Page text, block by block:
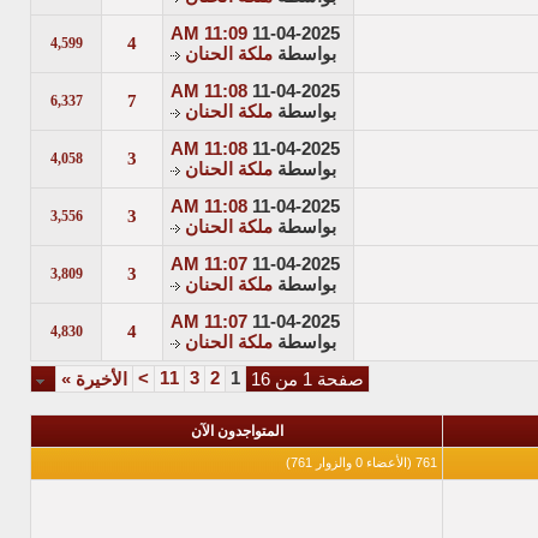
11-04-2025
11:09 AM
بواسطة ملكة الحنان
4
4,599
11-04-2025
11:08 AM
بواسطة ملكة الحنان
7
6,337
11-04-2025
11:08 AM
بواسطة ملكة الحنان
3
4,058
11-04-2025
11:08 AM
بواسطة ملكة الحنان
3
3,556
11-04-2025
11:07 AM
بواسطة ملكة الحنان
3
3,809
11-04-2025
11:07 AM
بواسطة ملكة الحنان
4
4,830
صفحة 1 من 16 1
2
3
11
> الأخيرة »
المتواجدون الآن
761 (الأعضاء 0 والزوار 761)